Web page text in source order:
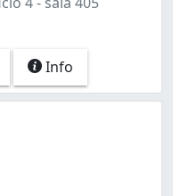
Info